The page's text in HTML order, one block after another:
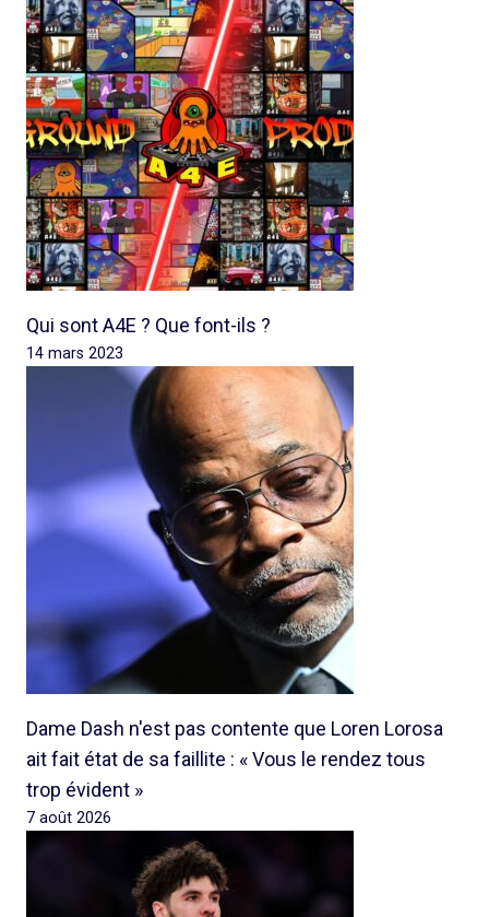
Qui sont A4E ? Que font-ils ?
14 mars 2023
Dame Dash n'est pas contente que Loren Lorosa
ait fait état de sa faillite : « Vous le rendez tous
trop évident »
7 août 2026